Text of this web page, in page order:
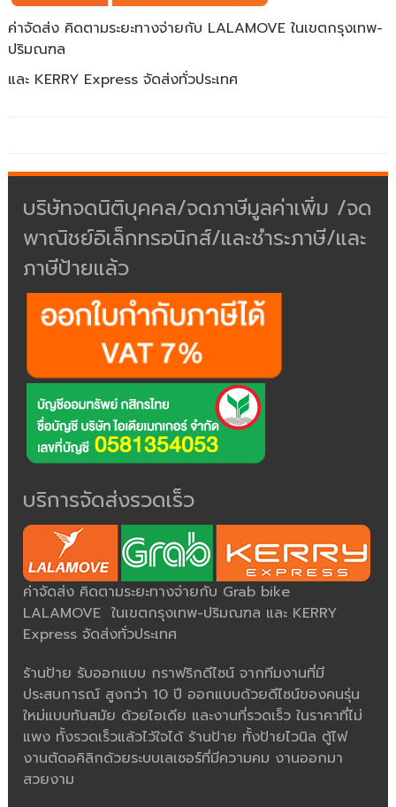
ค่าจัดส่ง คิดตามระยะทางจ่ายกับ LALAMOVE ในเขตกรุงเทพ-
ปริมณฑล
และ KERRY Express จัดส่งทั่วประเทศ
บริษัทจดนิติบุคคล/จดภาษีมูลค่าเพิ่ม /จด
พาณิชย์อิเล็กทรอนิกส์/และชำระภาษี/และ
ภาษีป้ายแล้ว
บริการจัดส่งรวดเร็ว
ค่าจัดส่ง คิดตามระยะทางจ่ายกับ Grab bike
LALAMOVE ในเขตกรุงเทพ-ปริมณฑล และ KERRY
Express จัดส่งทั่วประเทศ
ร้านป้าย รับออกแบบ กราฟริกดีไซน์ จากทีมงานที่มี
ประสบการณ์ สูงกว่า 10 ปี ออกแบบด้วยดีไซน์ของคนรุ่น
ใหม่แบบทันสมัย ด้วยไอเดีย และงานที่รวดเร็ว ในราคาที่ไม่
แพง ทั้งรวดเร็วแล้วไว้ใจได้ ร้านป้าย ทั้งป้ายไวนิล ตู้ไฟ
งานตัดอคิลิกด้วยระบบเลเซอร์ที่มีความคม งานออกมา
สวยงาม